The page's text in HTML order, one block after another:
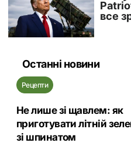
Останні новини
Рецепти
Не лише зі щавлем: як
приготувати літній
зі шпинатом